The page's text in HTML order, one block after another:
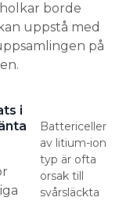
borde
uppstå med
på
Battericeller
av litium-ion
typ är ofta
orsak till
svårsläckta
i